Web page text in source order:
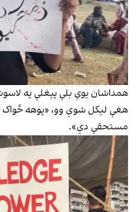
همداشان يوې بلې پېغلې په
هغې ليکل شوي وو، «پوهه ځواک
مستحقې دي».